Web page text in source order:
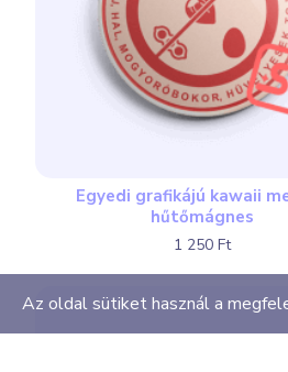
Egyedi grafikájú kawaii
hűtőmágnes
1 250 Ft
Az oldal sütiket használ a